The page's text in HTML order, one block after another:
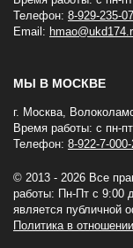
Телефон: 8-929-235-
Email:
МЫ В МОСКВЕ
г. Москва,
Время работы: с пн-
Телефон: 8-922-7-
© 2013 - 2026 Все
работы: Пн-Пт c 9:00
является публичной
Политика в